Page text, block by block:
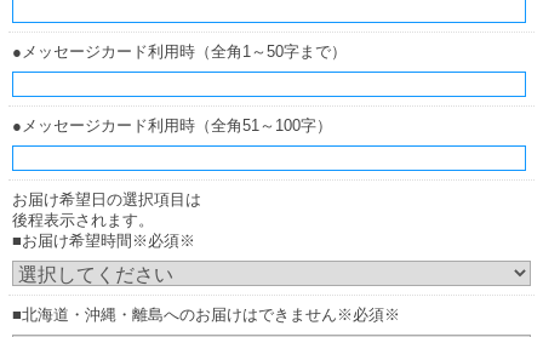
●メッセージカード利用時（全角1～50字まで）
●メッセージカード利用時（全角51～100字）
お届け希望日の選択項目は
後程表示されます。
■お届け希望時間※必須※
■北海道・沖縄・離島へのお届けはできません※必須※